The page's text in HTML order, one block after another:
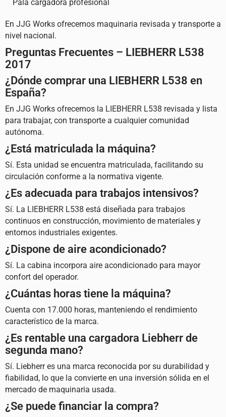
Pala cargadora profesional
En JJG Works ofrecemos maquinaria revisada y transporte a
nivel nacional.
Preguntas Frecuentes – LIEBHERR L538
2017
¿Dónde comprar una LIEBHERR L538 en
España?
En JJG Works ofrecemos la LIEBHERR L538 revisada y lista
para trabajar, con transporte a cualquier comunidad
autónoma.
¿Está matriculada la máquina?
Sí. Esta unidad se encuentra matriculada, facilitando su
circulación conforme a la normativa vigente.
¿Es adecuada para trabajos intensivos?
Sí. La LIEBHERR L538 está diseñada para trabajos
continuos en construcción, movimiento de materiales y
entornos industriales exigentes.
¿Dispone de aire acondicionado?
Sí. La cabina incorpora aire acondicionado para mayor
confort del operador.
¿Cuántas horas tiene la máquina?
Cuenta con 17.000 horas, manteniendo el rendimiento
característico de la marca.
¿Es rentable una cargadora Liebherr de
segunda mano?
Sí. Liebherres una marca reconocida por su durabilidad y
fiabilidad, lo que la convierte en una inversión sólida en el
mercado de maquinaria usada.
¿Se puede financiar la compra?